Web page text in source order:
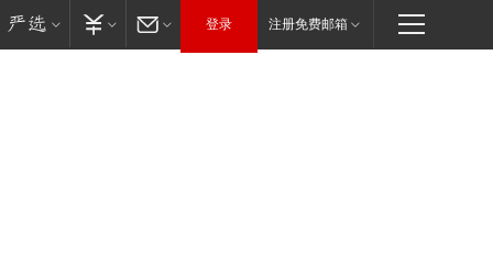
登录 注册免费邮箱